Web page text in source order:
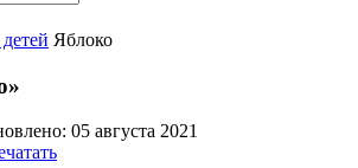
Яблоко
05 августа 2021